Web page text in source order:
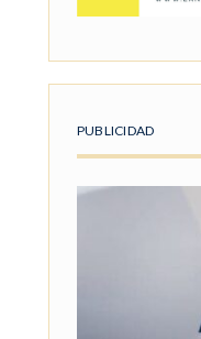
PUBLICIDAD